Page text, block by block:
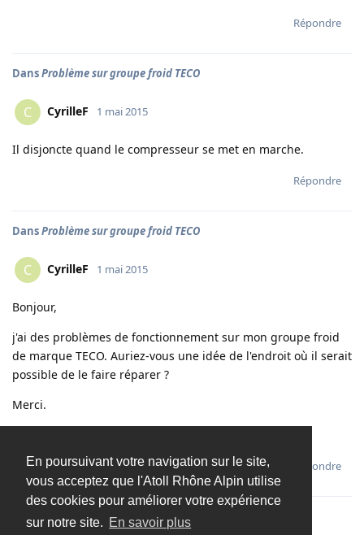
En poursuivant votre navigation sur le site,
vous acceptez que l'Atoll Rhône Alpin utilise
des cookies pour améliorer votre expérience
sur notre site. En savoir plus
Répondre
DansProblème sur groupe froid TECO
C CyrilleF 1 mai 2015
Il disjoncte quand le compresseur se met en marche.
Répondre
DansProblème sur groupe froid TECO
C CyrilleF 1 mai 2015
Bonjour,
j'ai des problèmes de fonctionnement sur mon groupe froid
de marque TECO. Auriez-vous une idée de l'endroit où il serait
possible de le faire réparer ?
Merci.
Répondre
Charger davantage